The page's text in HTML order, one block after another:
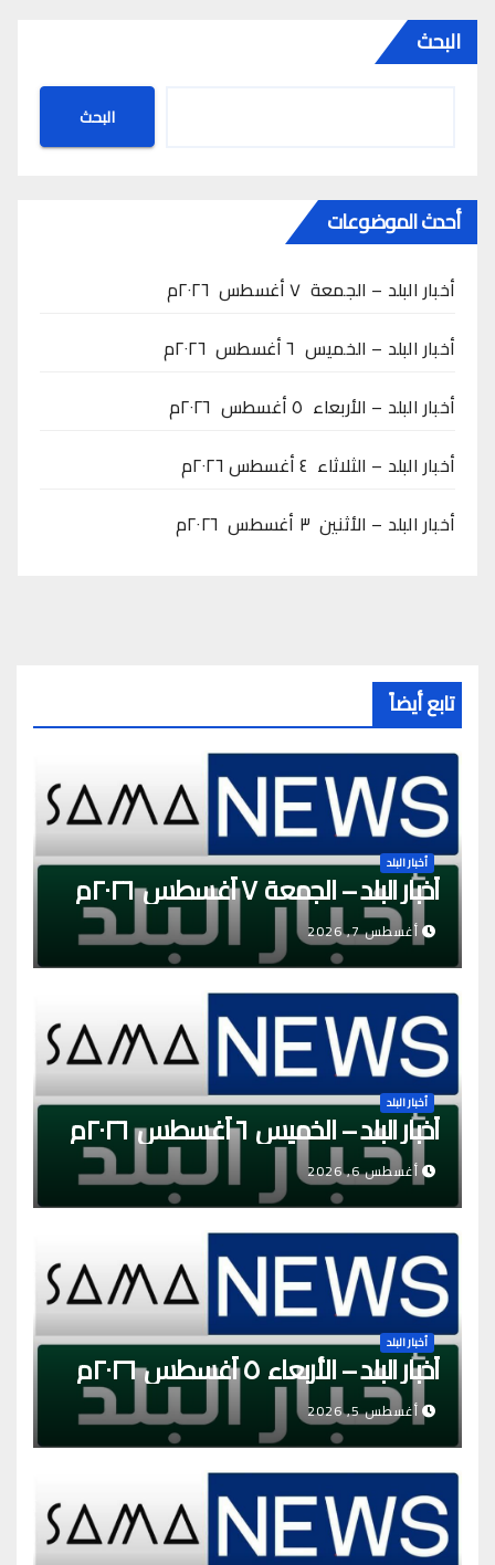
البحث
البحث
أحدث الموضوعات
أخبار البلد – الجمعة ٧ أغسطس ٢٠٢٦م
أخبار البلد – الخميس ٦ أغسطس ٢٠٢٦م
أخبار البلد – الأربعاء ٥ أغسطس ٢٠٢٦م
أخبار البلد – الثلاثاء ٤ أغسطس ٢٠٢٦م
أخبار البلد – الأثنين ٣ أغسطس ٢٠٢٦م
تابع أيضاً
أخبار البلد
أخبار البلد – الجمعة ٧ أغسطس ٢٠٢٦م
أغسطس 7, 2026
أخبار البلد
أخبار البلد – الخميس ٦ أغسطس ٢٠٢٦م
أغسطس 6, 2026
أخبار البلد
أخبار البلد – الأربعاء ٥ أغسطس ٢٠٢٦م
أغسطس 5, 2026